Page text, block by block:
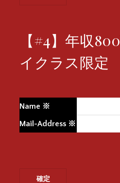
【#4】年収
イクラス限
Name ※
Mail-Address ※